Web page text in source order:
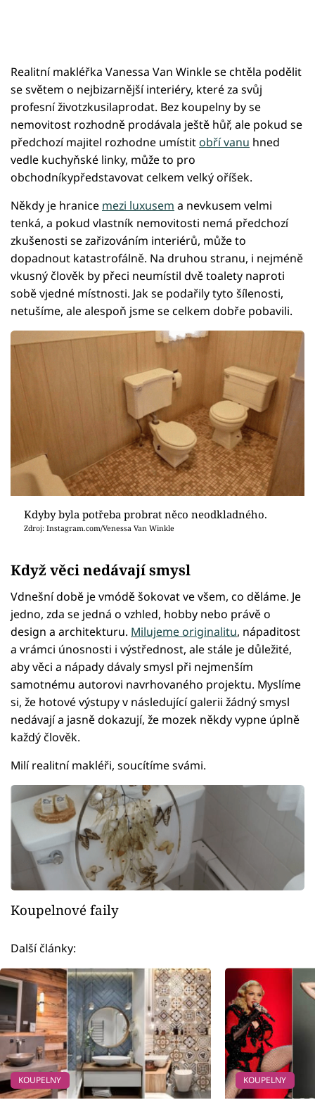
Realitní makléřka Vanessa Van Winkle se chtěla podělit
se světem o nejbizarnější interiéry, které za svůj
profesní životzkusilaprodat. Bez koupelny by se
nemovitost rozhodně prodávala ještě hůř, ale pokud se
předchozí majitel rozhodne umístitobří vanu hned
vedle kuchyňské linky, může to pro
obchodníkypředstavovat celkem velký oříšek.
Někdy je hranice mezi luxusem a nevkusem velmi
tenká, a pokud vlastník nemovitosti nemá předchozí
zkušenosti se zařizováním interiérů, může to
dopadnout katastrofálně. Na druhou stranu, i nejméně
vkusný člověk by přeci neumístil dvě toalety naproti
sobě vjedné místnosti. Jak se podařily tyto šílenosti,
netušíme, ale alespoň jsme se celkem dobře pobavili.
Kdyby byla potřeba probrat něco neodkladného.
Zdroj: Instagram.com/Venessa Van Winkle
Když věci nedávají smysl
Vdnešní době je vmódě šokovat ve všem, co děláme. Je
jedno, zda se jedná o vzhled, hobby nebo právě o
design a architekturu. Milujeme originalitu, nápaditost
a vrámci únosnosti i výstřednost, ale stále je důležité,
aby věci a nápady dávaly smysl při nejmenším
samotnému autorovi navrhovaného projektu. Myslíme
si, že hotové výstupy v následující galerii žádný smysl
nedávají a jasně dokazují, že mozek někdy vypne úplně
každý člověk.
Milí realitní makléři, soucítíme svámi.
Koupelnové faily
Další články:
KOUPELNY KOUPELNY